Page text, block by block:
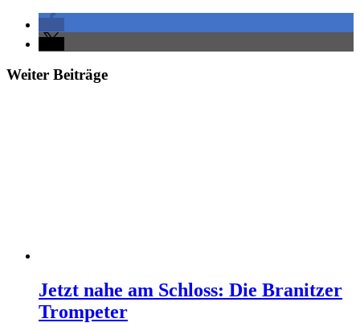
Weiter Beiträge
Jetzt nahe am Schloss: Die Branitzer
Trompeter